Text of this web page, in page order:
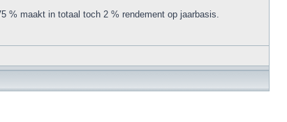
% maakt in totaal toch 2 % rendement op jaarbasis.